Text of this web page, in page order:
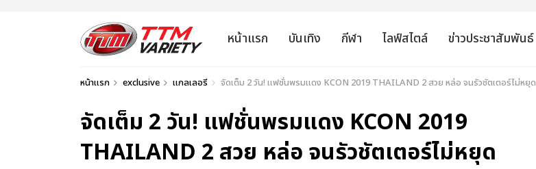
หน้าแรก บันเทิง กีฬา ไลฟ์สไตล์ ข่าวประชาสัมพันธ์
หน้าแรก exclusive แกลเลอรี จัดเต็ม 2 วัน! แฟชั่นพรมแดง KCON 2019 THAILAND 2 สวย หล่อ จนรัวชัตเตอร์ไม่หยุด
จัดเต็ม 2 วัน! แฟชั่นพรมแดง KCON 2019
THAILAND 2 สวย หล่อ จนรัวชัตเตอร์ไม่หยุด